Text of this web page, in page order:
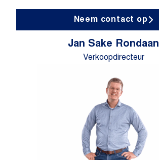
Neem contact op
Jan Sake Rondaan
Verkoopdirecteur